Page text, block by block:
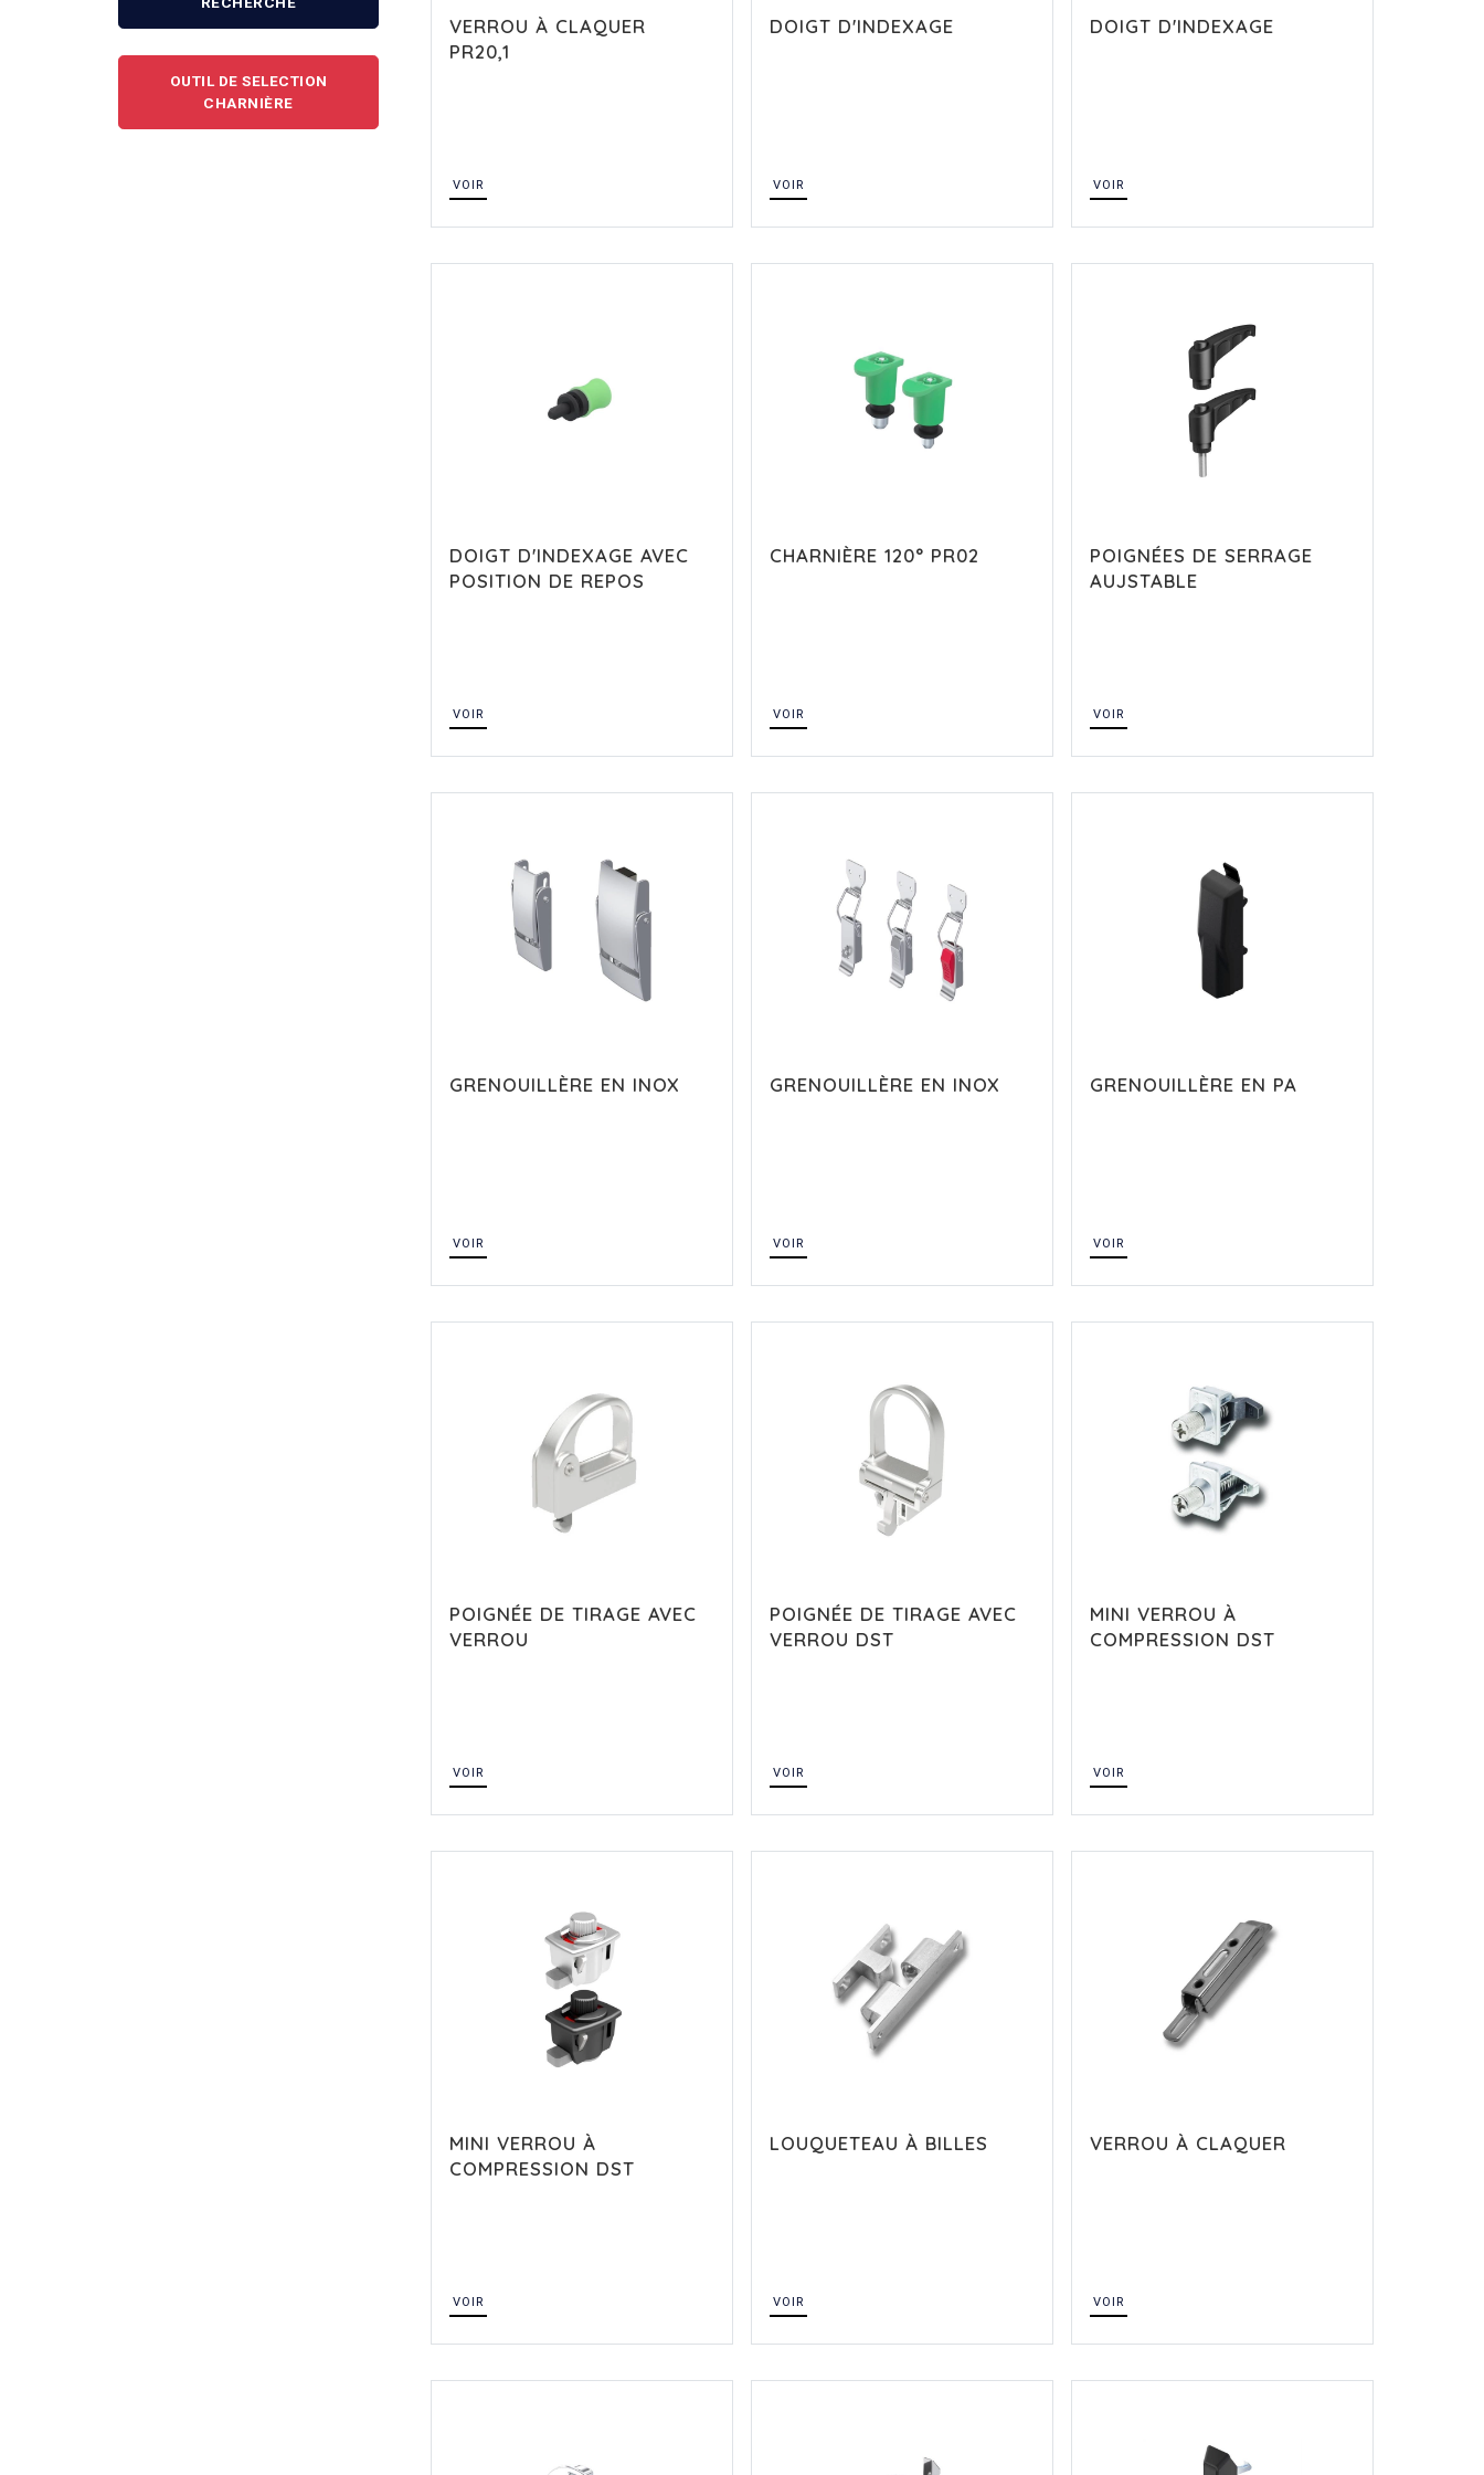
OUTIL DE SELECTION
CHARNIÈRE
VERROU À CLAQUER
PR20,1
VOIR
DOIGT D'INDEXAGE
VOIR
DOIGT D'INDEXAGE
VOIR
DOIGT D'INDEXAGE AVEC
POSITION DE REPOS
VOIR
CHARNIÈRE 120° PR02
VOIR
POIGNÉES DE SERRAGE
AUJSTABLE
VOIR
GRENOUILLÈRE EN INOX
VOIR
GRENOUILLÈRE EN INOX
VOIR
GRENOUILLÈRE EN PA
VOIR
POIGNÉE DE TIRAGE AVEC
VERROU
VOIR
POIGNÉE DE TIRAGE AVEC
VERROU DST
VOIR
MINI VERROU À
COMPRESSION DST
VOIR
MINI VERROU À
COMPRESSION DST
VOIR
LOUQUETEAU À BILLES
VOIR
VERROU À CLAQUER
VOIR